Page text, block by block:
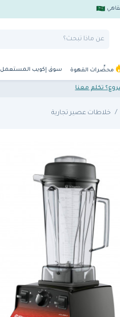
محضِّرات القهوة سوق إكويب المستعمل
تكلم معنا
خلاطات عصير تجارية